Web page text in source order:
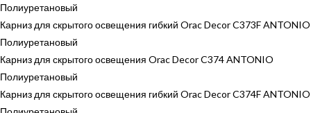
Полиуретановый
Карниз для скрытого освещения гибкий Orac Decor C373F ANTONIO
Полиуретановый
Карниз для скрытого освещения Orac Decor C374 ANTONIO
Полиуретановый
Карниз для скрытого освещения гибкий Orac Decor C374F ANTONIO